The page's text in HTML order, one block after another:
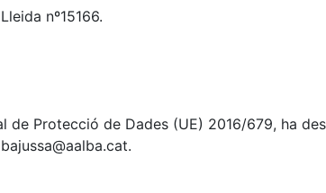
nº15166.
de Protecció de Dades (UE) 2016/679, ha